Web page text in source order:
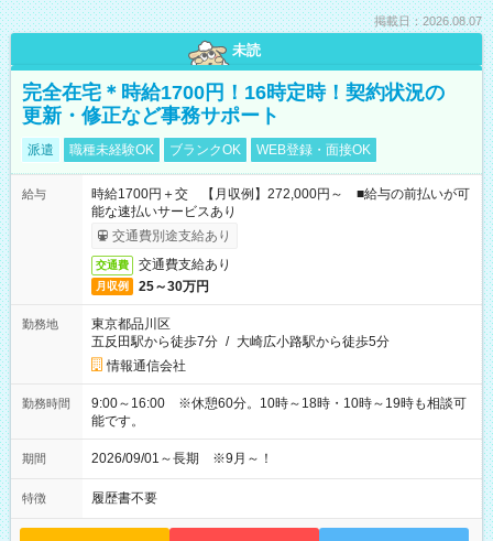
掲載日：2026.08.07
未読
完全在宅＊時給1700円！16時定時！契約状況の
更新・修正など事務サポート
派遣 職種未経験OK ブランクOK WEB登録・面接OK
給与
時給1700円＋交 【月収例】272,000円～ ■給与の前払いが可
能な速払いサービスあり
交通費別途支給あり
交通費 交通費支給あり
月収例 25～30万円
勤務地
東京都品川区
五反田駅から徒歩7分 / 大崎広小路駅から徒歩5分
情報通信会社
勤務時間
9:00～16:00 ※休憩60分。10時～18時・10時～19時も相談可
能です。
期間 2026/09/01～長期 ※9月～！
特徴 履歴書不要